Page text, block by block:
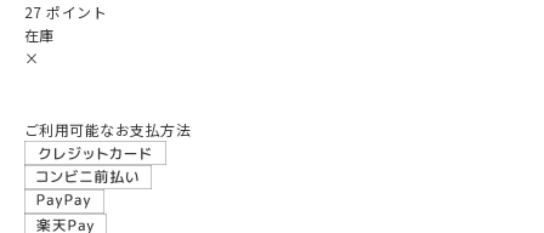
27 ポイント
在庫
×
ご利用可能なお支払方法